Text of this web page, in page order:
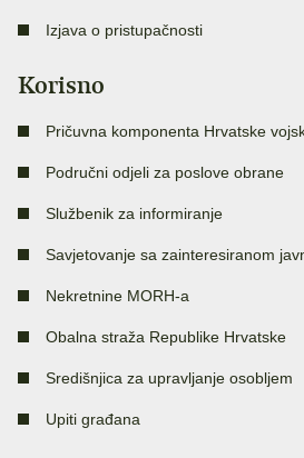
Izjava o pristupačnosti
Korisno
Pričuvna komponenta Hrvatske
Područni odjeli za poslove obrane
Službenik za informiranje
Savjetovanje sa zainteresiranom
Nekretnine MORH-a
Obalna straža Republike Hrvatske
Središnjica za upravljanje osobljem
Upiti građana